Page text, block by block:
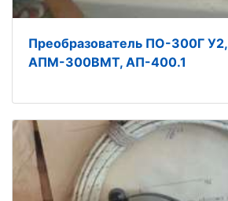
Преобразователь ПО-300Г У2,
АПМ-300ВМТ, АП-400.1